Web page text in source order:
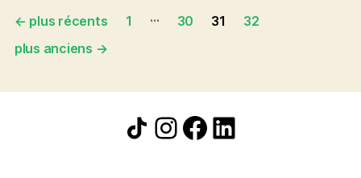
Pagination
des
← plus récents 1 … 30 31
32
plus anciens →
Icône de partage
Instagram
Facebook
LinkedIn